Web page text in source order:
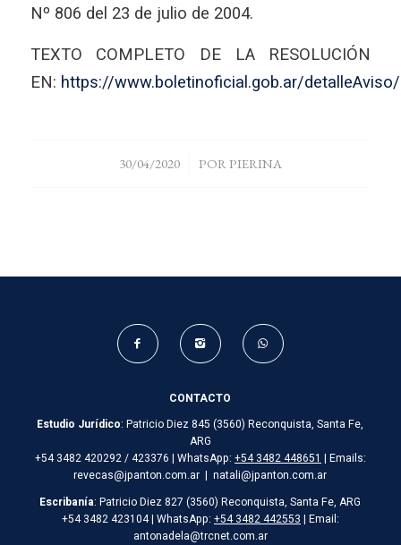
Nº 806 del 23 de julio de 2004.
TEXTO COMPLETO DE LA RESOLUCIÓN
EN: https://www.boletinoficial.gob.ar/
30/04/2020
/ PORPIERINA
CONTACTO
Estudio Jurídico: Patricio Diez 845 (3560) Reconquista, Santa Fe,
ARG
+54 3482 420292 / 423376 | WhatsApp: +54 3482 448651 | Emails:
revecas@jpanton.com.ar | natali@jpanton.com.ar
Escribanía: Patricio Diez 827 (3560) Reconquista, Santa Fe, ARG
+54 3482 423104 | WhatsApp: +54 3482 442553 | Email:
antonadela@trcnet.com.ar